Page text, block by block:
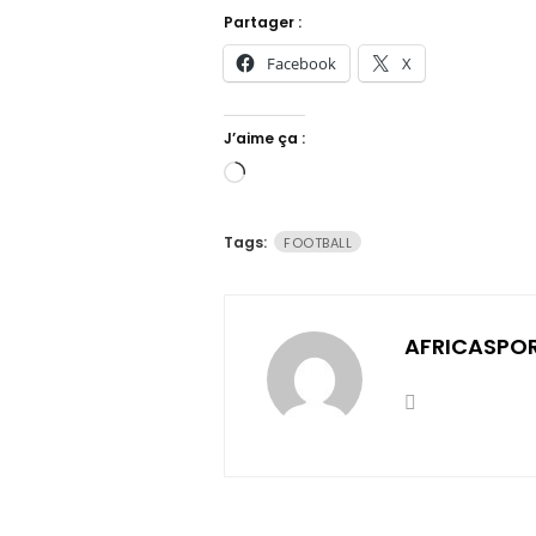
Partager :
Facebook X
J’aime ça :
Chargement…
Tags: FOOTBALL